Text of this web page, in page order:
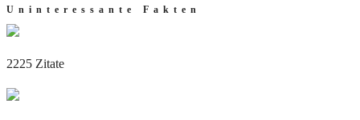
Uninteressante Fakten
2225 Zitate